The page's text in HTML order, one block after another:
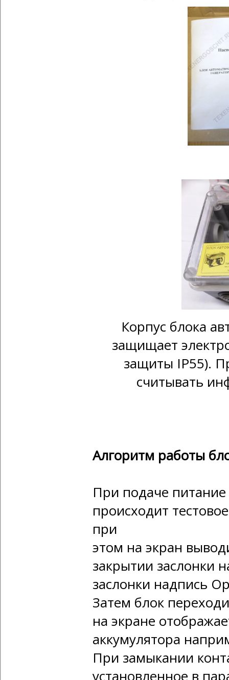
Корпус блока
защищает
защиты IP55).
cчитывать
Алгоритм работы
При подаче
происходит
при
этом на экран
закрытии заслонки
заслонки надпись
Затем блок
на экране
аккумулятора
При замыкании
установленное в